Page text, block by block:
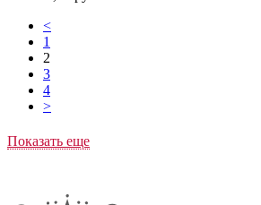
<
1
2
3
4
>
Показать еще